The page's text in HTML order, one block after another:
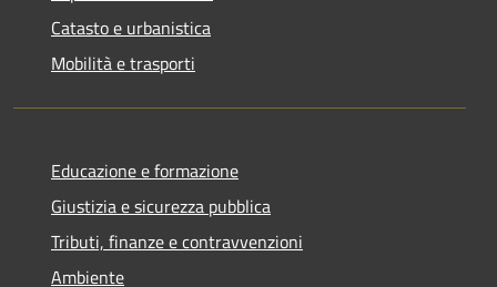
Catasto e urbanistica
Mobilità e trasporti
Educazione e formazione
Giustizia e sicurezza pubblica
Tributi, finanze e contravvenzioni
Ambiente